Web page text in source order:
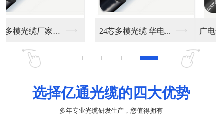
广电专用GYTA53... 16芯室外铠装双护套...
选择亿通光缆的四大优势
多年专业光缆研发生产，您值得拥有